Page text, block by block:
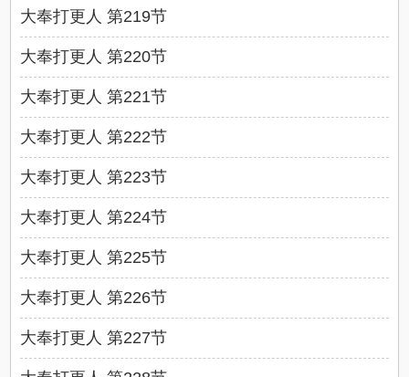
大奉打更人 第219节
大奉打更人 第220节
大奉打更人 第221节
大奉打更人 第222节
大奉打更人 第223节
大奉打更人 第224节
大奉打更人 第225节
大奉打更人 第226节
大奉打更人 第227节